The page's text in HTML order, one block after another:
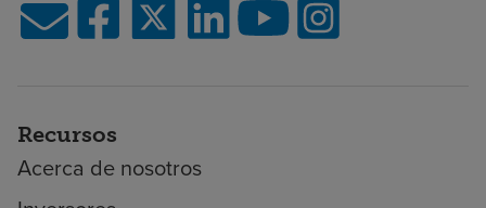
Recursos
Acerca de nosotros